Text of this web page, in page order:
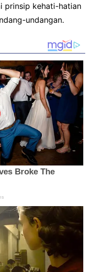
prinsip kehati-hatian
undangan.